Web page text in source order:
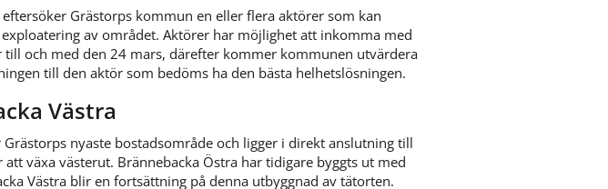
Grästorps kommun en eller flera aktörer som kan
av området. Aktörer har möjlighet att inkomma med
till och med den 24 mars, därefter kommer kommunen utvärdera
till den aktör som bedöms ha den bästa helhetslösningen.
Västra
Grästorps nyaste bostadsområde och ligger i direkt anslutning till
växa västerut. Brännebacka Östra har tidigare byggts ut med
Västra blir en fortsättning på denna utbyggnad av tätorten.